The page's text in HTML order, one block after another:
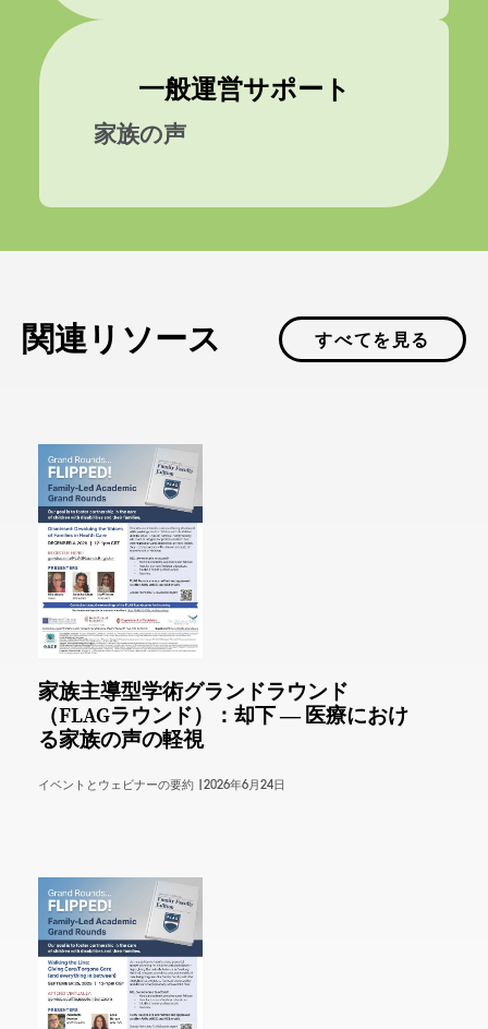
一般運営サポート
家族の声
関連リソース すべてを見る
家族主導型学術グランドラウンド
（FLAGラウンド）：却下 ― 医療におけ
る家族の声の軽視
イベントとウェビナーの要約 | 2026年6月24日